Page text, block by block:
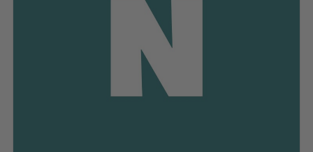
Bei älteren Blättern oder toleranten Kulturen
in 1-3%iger Konzentration einsetzen.
Die empfohlene Konzentration bei
Jungpflanzen und Obstbäumen ist 0,5%.